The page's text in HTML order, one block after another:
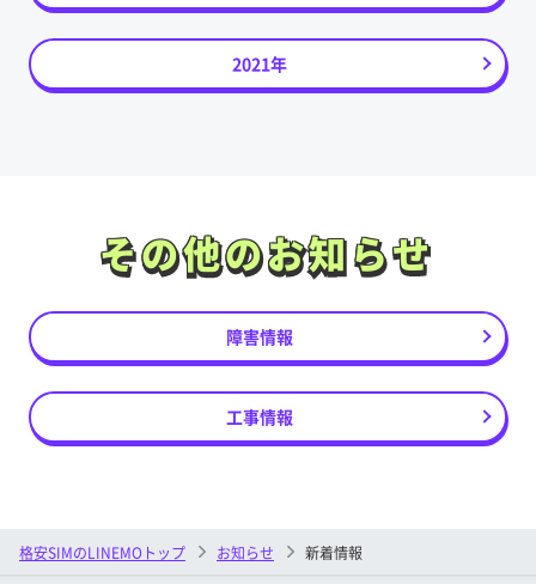
2021年
その他のお知らせ
その他のお知らせ
障害情報
工事情報
格安SIMのLINEMOトップ お知らせ 新着情報